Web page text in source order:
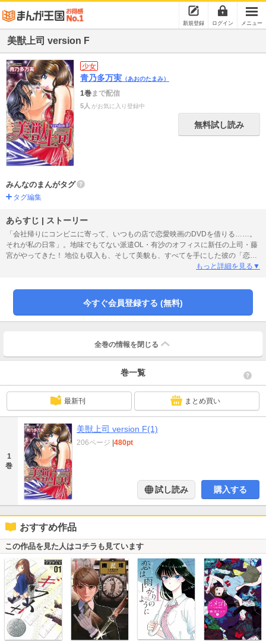
新規登録 ログイン メニュー
美獣上司 version F
少女
青乃多万実 （あおのたまみ）
1巻まで配信
5人 がお気に入り登録中
無料試し読み
みんなのまんがタグ
タグ編集
あらすじ | ストーリー
「会社帰りにコンビニに寄って、いつもの店で恋愛映画のDVDを借りる……。
それが私の日常」。地味でもてない派遣OL・有沙のオフィスに新任の上司・藤
宮がやってきた！ 地位も収入も、そして美貌も、すべてを手にした彼の「恋愛
レッスン」によって有沙は……!? 憧れのセレブ上司と絶対秘密の社内恋愛!!
もっと詳細を見る▼
今すぐ会員登録する (無料)
全巻の情報を 閉じる
巻一覧
最新刊 まとめ買い
1
巻
美獣上司 version F(1)
206ページ 480pt
試し読み 購入する
おすすめ作品
この作品を見た人はコチラも見ています